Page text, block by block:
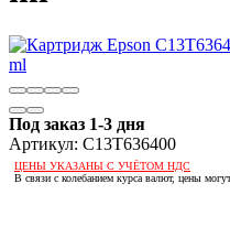
Под заказ 1-3 дня
Артикул: C13T636400
ЦЕНЫ УКАЗАНЫ С УЧЁТОМ НДС
В связи с колебанием курса валют, цены